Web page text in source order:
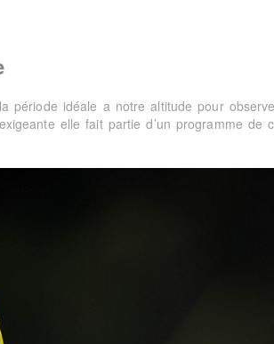
période idéale a notre altitude pour
elle fait partie d’un programme de